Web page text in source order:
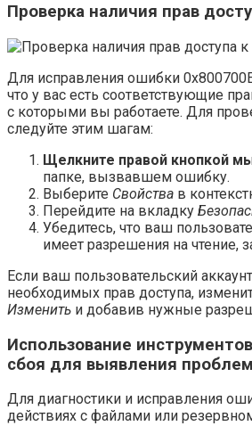
Проверка наличия прав
Для исправления ошибки
что у вас есть соответствующие
с которыми вы работаете. Для
следуйте этим шагам:
Щелкните правой кнопкой
папке, вызвавшем ошибку.
Выберите Свойства в
Перейдите на вкладку
Убедитесь, что ваш
имеет разрешения на чтение,
Если ваш пользовательский
необходимых прав доступа,
Изменить и добавив нужные
Использование
сбоя для выявления
Для диагностики и исправления
действиях с файлами или